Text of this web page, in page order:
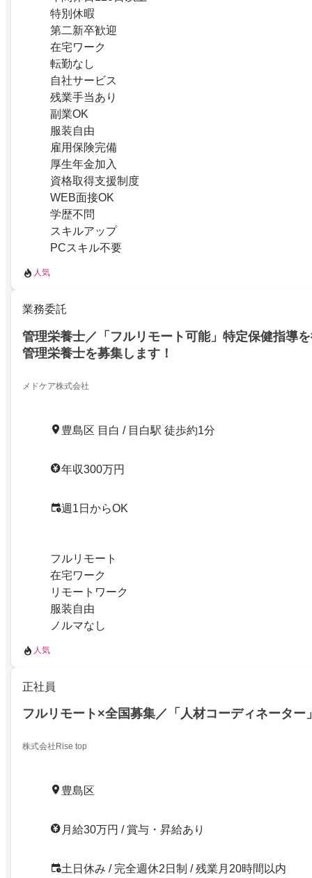
特別休暇
第二新卒歓迎
在宅ワーク
転勤なし
自社サービス
残業手当あり
副業OK
服装自由
雇用保険完備
厚生年金加入
資格取得支援制度
WEB面接OK
学歴不問
スキルアップ
PCスキル不要
人気
業務委託
管理栄養士／「フルリモート可能」特定保健指導
管理栄養士を募集します！
メドケア株式会社
豊島区 目白 / 目白駅 徒歩約1分
年収300万円
週1日からOK
フルリモート
在宅ワーク
リモートワーク
服装自由
ノルマなし
人気
正社員
フルリモート×全国募集／「人材コーディネーター
株式会社Rise top
豊島区
月給30万円 / 賞与・昇給あり
土日休み / 完全週休2日制 / 残業月20時間以内